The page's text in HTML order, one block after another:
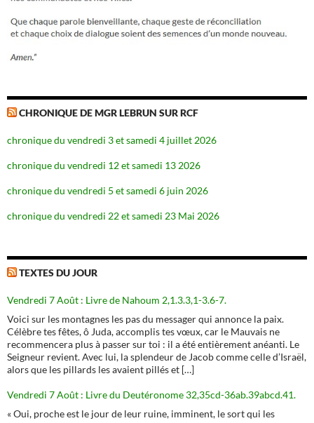
CHRONIQUE DE MGR LEBRUN SUR RCF
chronique du vendredi 3 et samedi 4 juillet 2026
chronique du vendredi 12 et samedi 13 2026
chronique du vendredi 5 et samedi 6 juin 2026
chronique du vendredi 22 et samedi 23 Mai 2026
TEXTES DU JOUR
Vendredi 7 Août : Livre de Nahoum 2,1.3.3,1-3.6-7.
Voici sur les montagnes les pas du messager qui annonce la paix.
Célèbre tes fêtes, ô Juda, accomplis tes vœux, car le Mauvais ne
recommencera plus à passer sur toi : il a été entièrement anéanti. Le
Seigneur revient. Avec lui, la splendeur de Jacob comme celle d’Israël,
alors que les pillards les avaient pillés et […]
Vendredi 7 Août : Livre du Deutéronome 32,35cd-36ab.39abcd.41.
« Oui, proche est le jour de leur ruine, imminent, le sort qui les